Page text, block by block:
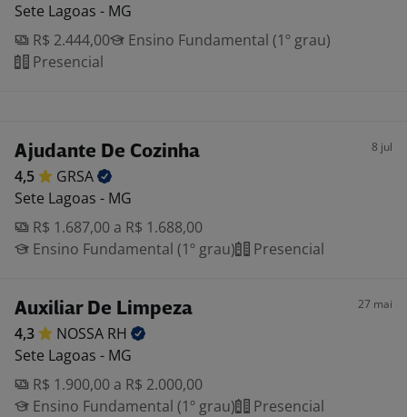
Sete Lagoas - MG
R$ 2.444,00
Ensino Fundamental (1º grau)
Presencial
Ajudante De Cozinha 8 jul
4,5
GRSA
Sete Lagoas - MG
R$ 1.687,00 a R$ 1.688,00
Ensino Fundamental (1º grau)
Presencial
Auxiliar De Limpeza 27 mai
4,3 NOSSA RH
Sete Lagoas - MG
R$ 1.900,00 a R$ 2.000,00
Ensino Fundamental (1º grau)
Presencial